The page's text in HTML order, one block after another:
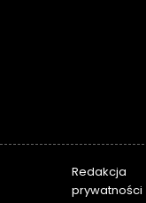
Redakcja
prywatności